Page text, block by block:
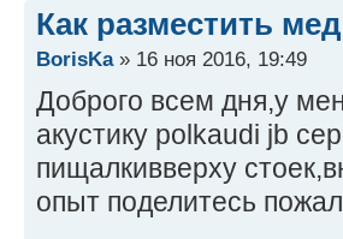
Как разместить
BorisKa» 16 ноя 2016, 19:49
Доброго всем дня,у
акустику polkaudi jb
пищалкивверху
опыт поделитесь